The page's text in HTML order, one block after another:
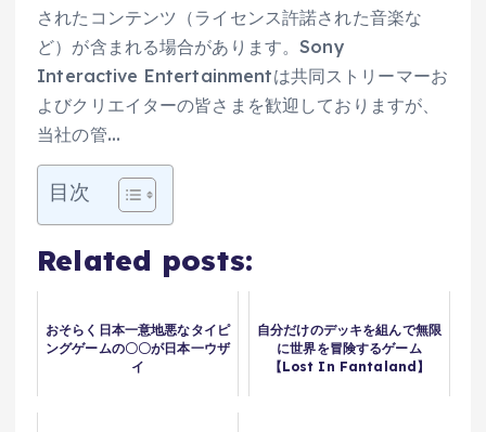
されたコンテンツ（ライセンス許諾された音楽な
ど）が含まれる場合があります。Sony
Interactive Entertainmentは共同ストリーマーお
よびクリエイターの皆さまを歓迎しておりますが、
当社の管…
目次
Related posts:
おそらく日本一意地悪なタイピ
ングゲームの〇〇が日本一ウザ
イ
自分だけのデッキを組んで無限
に世界を冒険するゲーム
【Lost In Fantaland】